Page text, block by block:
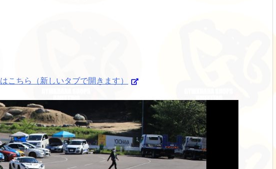
ちら（新しいタブで開きます）